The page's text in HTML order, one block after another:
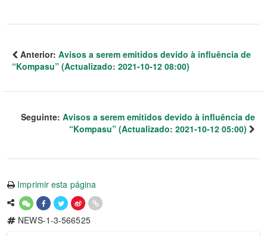
Anterior: Avisos a serem emitidos devido à influência de
“Kompasu” (Actualizado: 2021-10-12 08:00)
Seguinte: Avisos a serem emitidos devido à influência de
“Kompasu” (Actualizado: 2021-10-12 05:00)
Imprimir esta página
NEWS-1-3-566525